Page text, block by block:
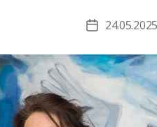
24.05.2025